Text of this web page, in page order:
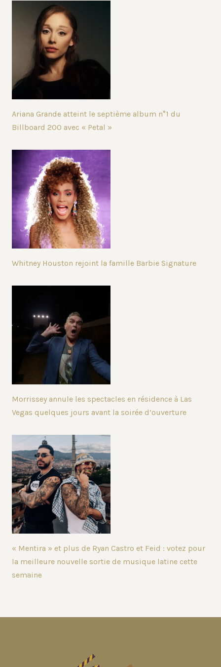
Ariana Grande atteint le septième album n°1 du
Billboard 200 avec « Petal »
Whitney Houston rejoint la famille Barbie Signature
Morrissey annule les spectacles en résidence à Las
Vegas quelques jours avant la soirée d’ouverture
« Mentira » et plus de Ryan Castro et Feid : votez pour
la meilleure nouvelle sortie de musique latine cette
semaine